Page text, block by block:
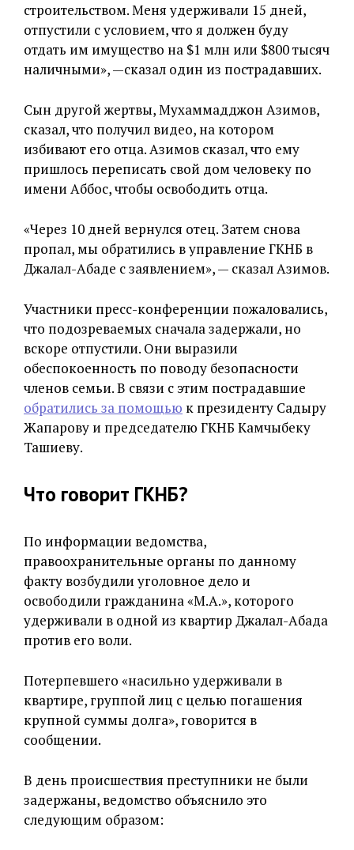
строительством. Меня удерживали 15 дней,
отпустили с условием, что я должен буду
отдать им имущество на $1 млн или $800 тысяч
наличными», —сказал один из пострадавших.
Сын другой жертвы, Мухаммадджон Азимов,
сказал, что получил видео, на котором
избивают его отца. Азимов сказал, что ему
пришлось переписать свой дом человеку по
имени Аббос, чтобы освободить отца.
«Через 10 дней вернулся отец. Затем снова
пропал, мы обратились в управление ГКНБ в
Джалал-Абаде с заявлением», — сказал Азимов.
Участники пресс-конференции пожаловались,
что подозреваемых сначала задержали, но
вскоре отпустили. Они выразили
обеспокоенность по поводу безопасности
членов семьи. В связи с этим пострадавшие
обратились за помощью к президенту Садыру
Жапарову и председателю ГКНБ Камчыбеку
Ташиеву.
Что говорит ГКНБ?
По информации ведомства,
правоохранительные органы по данному
факту возбудили уголовное дело и
освободили гражданина «М.А.», которого
удерживали в одной из квартир Джалал-Абада
против его воли.
Потерпевшего «насильно удерживали в
квартире, группой лиц с целью погашения
крупной суммы долга», говорится в
сообщении.
В день происшествия преступники не были
задержаны, ведомство объяснило это
следующим образом: